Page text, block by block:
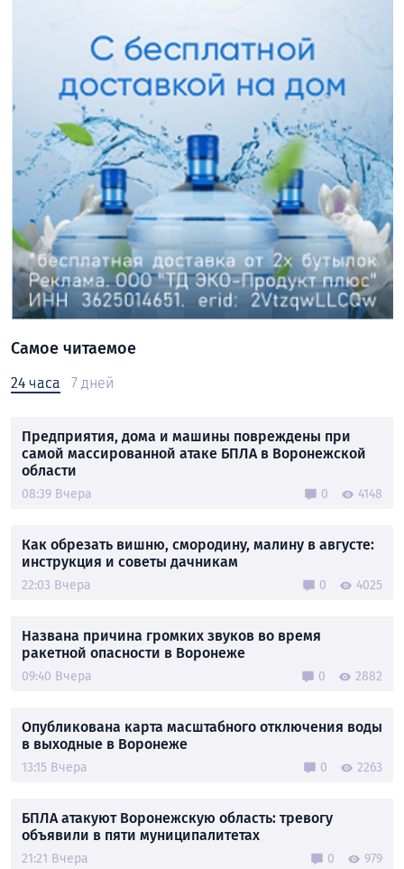
Самое читаемое
24 часа 7 дней
Предприятия, дома и машины повреждены при
самой массированной атаке БПЛА в Воронежской
области
08:39 Вчера 0 4148
Как обрезать вишню, смородину, малину в августе:
инструкция и советы дачникам
22:03 Вчера 0 4025
Названа причина громких звуков во время
ракетной опасности в Воронеже
09:40 Вчера 0 2882
Опубликована карта масштабного отключения воды
в выходные в Воронеже
13:15 Вчера 0 2263
БПЛА атакуют Воронежскую область: тревогу
объявили в пяти муниципалитетах
21:21 Вчера 0 979